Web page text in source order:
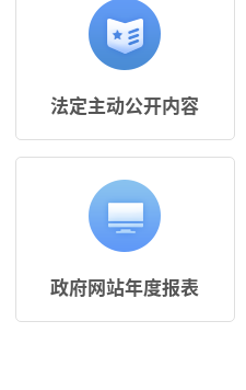
法定主动公开内容
政府网站年度报表